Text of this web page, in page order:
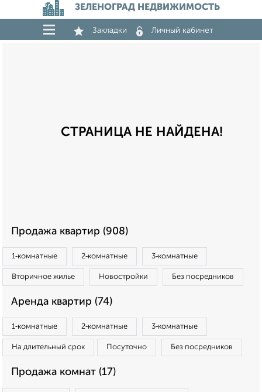
ЗЕЛЕНОГРАД НЕДВИЖИМОСТЬ
Закладки Личный кабинет
СТРАНИЦА НЕ НАЙДЕНА!
Продажа квартир (908)
1‑комнатные 2‑комнатные 3‑комнатные
Вторичное жилье Новостройки Без посредников
Аренда квартир (74)
1‑комнатные 2‑комнатные 3‑комнатные
На длительный срок Посуточно Без посредников
Продажа комнат (17)